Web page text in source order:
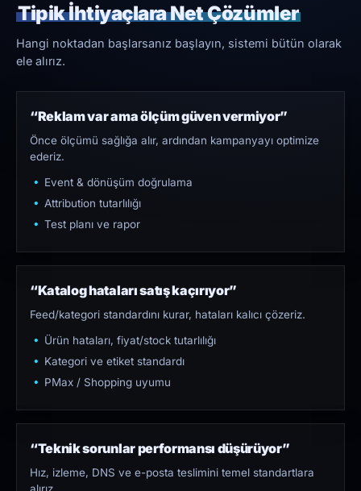
Tipik İhtiyaçlara Net Çözümler
Hangi noktadan başlarsanız başlayın, sistemi bütün olarak
ele alırız.
“Reklam var ama ölçüm güven vermiyor”
Önce ölçümü sağlığa alır, ardından kampanyayı optimize
ederiz.
Event & dönüşüm doğrulama
Attribution tutarlılığı
Test planı ve rapor
“Katalog hataları satış kaçırıyor”
Feed/kategori standardını kurar, hataları kalıcı çözeriz.
Ürün hataları, fiyat/stock tutarlılığı
Kategori ve etiket standardı
PMax / Shopping uyumu
“Teknik sorunlar performansı düşürüyor”
Hız, izleme, DNS ve e-posta teslimini temel standartlara